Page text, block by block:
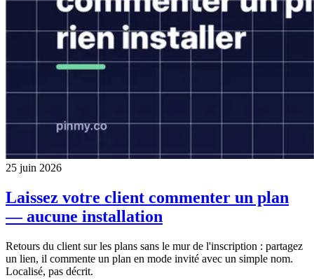
25 juin 2026
Laissez votre client commenter un plan
— aucune installation
Retours du client sur les plans sans le mur de l'inscription : partagez
un lien, il commente un plan en mode invité avec un simple nom.
Localisé, pas décrit.